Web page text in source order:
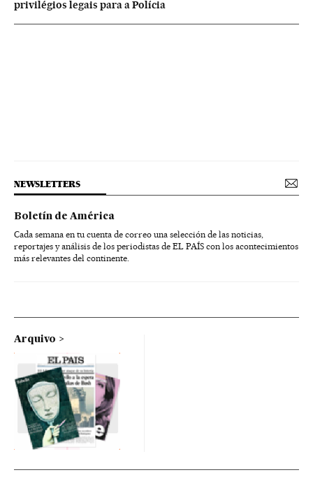
privilégios legais para a Polícia
NEWSLETTERS
Boletín de América
Cada semana en tu cuenta de correo una selección de las noticias,
reportajes y análisis de los periodistas de EL PAÍS con los acontecimientos
más relevantes del continente.
Arquivo